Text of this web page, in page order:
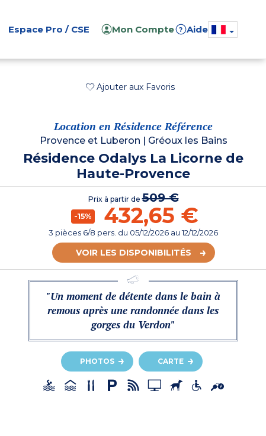
Espace Pro / CSE Mon Compte ? Aide
Ajouter aux Favoris
Location en Résidence Référence
Provence et Luberon Gréoux les Bains
Résidence Odalys La Licorne de
Haute-Provence
Prix à partir de509 €
-15% 432,65 €
3 pièces 6/8 pers. du 05/12/2026 au 12/12/2026
VOIR LES DISPONIBILITÉS
"Un moment de détente dans le bain à
remous après une randonnée dans les
gorges du Verdon"
PHOTOS CARTE